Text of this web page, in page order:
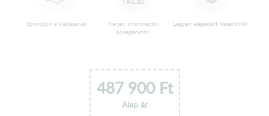
Spóroljon a kiadásaival
Kérjen információt
kollegánktól!
Legyen elégedett Vásárlónk!
487 900Ft
Alap ár